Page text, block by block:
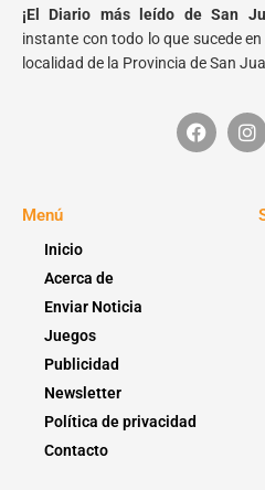
¡El Diario más leído de San
instante con todo lo que sucede
localidad de la Provincia de San
Menú
Inicio
Acerca de
Enviar Noticia
Juegos
Publicidad
Newsletter
Política de privacidad
Contacto